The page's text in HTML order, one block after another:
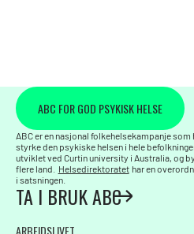
ABC FOR GOD PSYKISK HELSE
ABC er en nasjonal folkehelsekampanje som
styrke den psykiske helsen i hele
utviklet ved Curtin university i Australia, og
flere land.
Helsedirektoratet har en
i satsningen.
TA I BRUK ABC